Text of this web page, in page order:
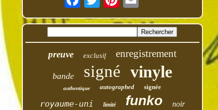
preuve exclusif enregistrement
bande signé vinyle
authentique autographed signée
royaume-uni limité funko noir